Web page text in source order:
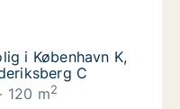
i København K,
i København K,
i København K,
C
120 m2